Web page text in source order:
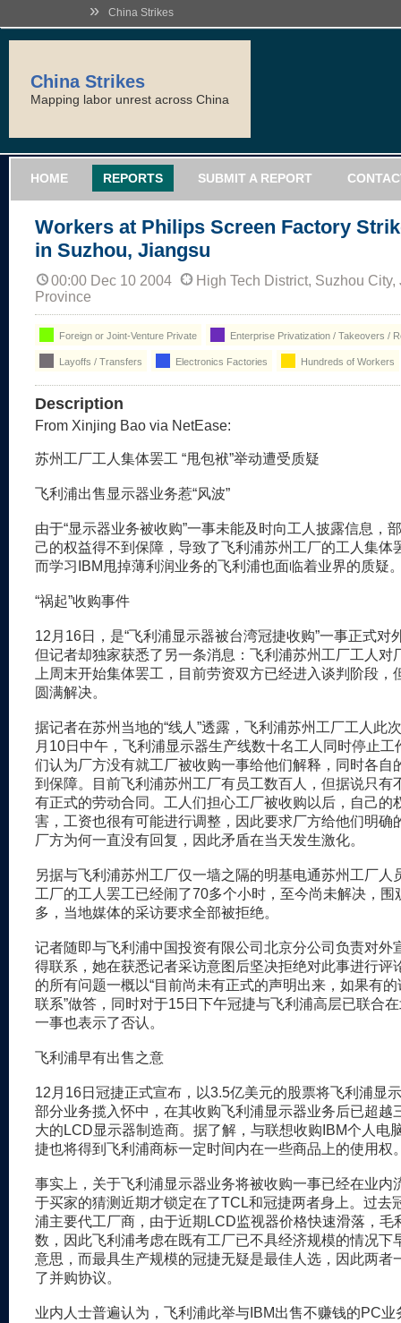
» China Strikes
China Strikes
Mapping labor unrest across China
HOME REPORTS SUBMIT A REPORT
Workers at Philips Screen Factory
in Suzhou, Jiangsu
00:00 Dec 10 2004
High Tech District, Suzhou City,
Province
Foreign or Joint-Venture Private Enterprise Privatization / Takeovers /
Layoffs / Transfers Electronics Factories Hundreds of Workers
Description
From Xinjing Bao via NetEase:
苏州工厂工人集体罢工 “甩包袱”举动遭受质疑
飞利浦出售显示器业务惹“风波”
由于“显示器业务被收购”一事未能及时向工人披露信息，
己的权益得不到保障，导致了飞利浦苏州工厂的工人集体
而学习IBM甩掉薄利润业务的飞利浦也面临着业界的质疑
“祸起”收购事件
12月16日，是“飞利浦显示器被台湾冠捷收购”一事正式对
但记者却独家获悉了另一条消息：飞利浦苏州工厂工人对
上周末开始集体罢工，目前劳资双方已经进入谈判阶段，
圆满解决。
据记者在苏州当地的“线人”透露，飞利浦苏州工厂工人此
月10日中午，飞利浦显示器生产线数十名工人同时停止工
们认为厂方没有就工厂被收购一事给他们解释，同时各自
到保障。目前飞利浦苏州工厂有员工数百人，但据说只有
有正式的劳动合同。工人们担心工厂被收购以后，自己的
害，工资也很有可能进行调整，因此要求厂方给他们明确
厂方为何一直没有回复，因此矛盾在当天发生激化。
另据与飞利浦苏州工厂仅一墙之隔的明基电通苏州工厂人
工厂的工人罢工已经闹了70多个小时，至今尚未解决，围
多，当地媒体的采访要求全部被拒绝。
记者随即与飞利浦中国投资有限公司北京分公司负责对外
得联系，她在获悉记者采访意图后坚决拒绝对此事进行评
的所有问题一概以“目前尚未有正式的声明出来，如果有
联系”做答，同时对于15日下午冠捷与飞利浦高层已联合
一事也表示了否认。
飞利浦早有出售之意
12月16日冠捷正式宣布，以3.5亿美元的股票将飞利浦显
部分业务揽入怀中，在其收购飞利浦显示器业务后已超越
大的LCD显示器制造商。据了解，与联想收购IBM个人电
捷也将得到飞利浦商标一定时间内在一些商品上的使用权
事实上，关于飞利浦显示器业务将被收购一事已经在业内
于买家的猜测近期才锁定在了TCL和冠捷两者身上。过去
浦主要代工厂商，由于近期LCD监视器价格快速滑落，毛
数，因此飞利浦考虑在既有工厂已不具经济规模的情况下
意思，而最具生产规模的冠捷无疑是最佳人选，因此两者
了并购协议。
业内人士普遍认为，飞利浦此举与IBM出售不赚钱的PC业